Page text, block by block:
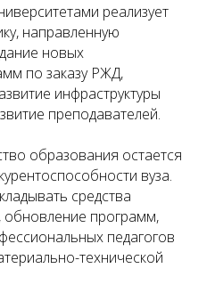
реализует
направленную
новых
по заказу РЖД,
инфраструктуры
преподавателей.
образования остается
вуза.
средства
обновление программ,
педагогов
технической